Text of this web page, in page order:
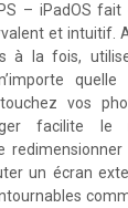
– iPadOS
et intuitif.
à la fois,
vos
facilite le
un écran